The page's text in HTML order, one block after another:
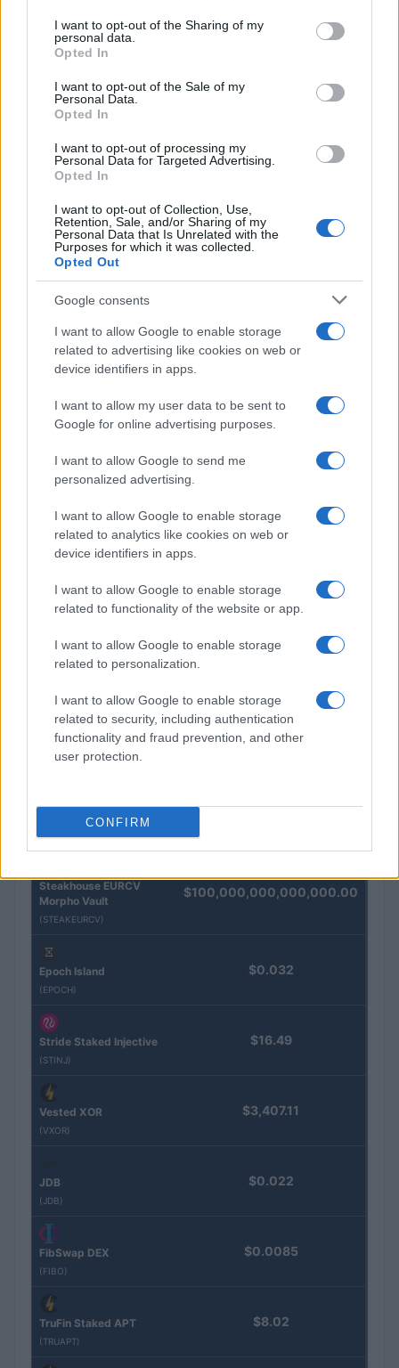
not limited to your visit or usage behaviour. You may click to
grant or deny consent to Google and its third-party tags to
use your data for below specified purposes in below Google
consent section.
I want to opt-out of the Sharing of my
personal data.
Opted In
I want to opt-out of the Sale of my
Personal Data.
Opted In
I want to opt-out of processing my
Personal Data for Targeted Advertising.
Opted In
I want to opt-out of Collection, Use,
Retention, Sale, and/or Sharing of my
Personal Data that Is Unrelated with the
Purposes for which it was collected.
Opted Out
Google consents
I want to allow Google to enable storage
related to advertising like cookies on web or
device identifiers in apps.
I want to allow my user data to be sent to
Google for online advertising purposes.
I want to allow Google to send me
personalized advertising.
I want to allow Google to enable storage
related to analytics like cookies on web or
device identifiers in apps.
I want to allow Google to enable storage
related to functionality of the website or app.
I want to allow Google to enable storage
related to personalization.
I want to allow Google to enable storage
related to security, including authentication
functionality and fraud prevention, and other
user protection.
CONFIRM
Petrolio in calo: Brent a 88.9 dollari, ribassi diffusi tra le
materie prime
Andrea Innocenti · 6 Ago 2026
NEWS
Petrolio in calo: Brent a 91,82$, ribassi a due cifre per greggio
Andrea Innocenti · 5 Ago 2026
Nome
Eureka Bridged PAX
Gold (Terra
$4,187.30
(KBTC)
$83,270.00
Steakhouse EURCV
Morpho Vault
(STEAKEURCV)
$100,000,000,000,000.00
Epoch Island
(EPOCH)
$0.032
Stride Staked Injective
(STINJ)
$16.49
Vested XOR
(VXOR)
$3,407.11
JDB
(JDB)
$0.022
FibSwap DEX
(FIBO)
$0.0085
TruFin Staked APT
(TRUAPT)
$8.02